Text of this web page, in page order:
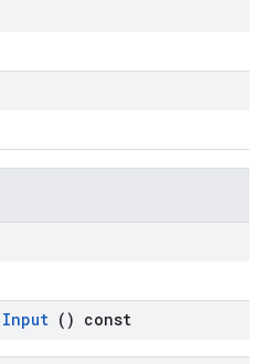
Input () const